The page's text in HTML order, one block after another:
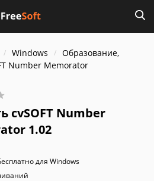
Windows
Образование,
Number Memorator
cvSOFT Number
1.02
для Windows